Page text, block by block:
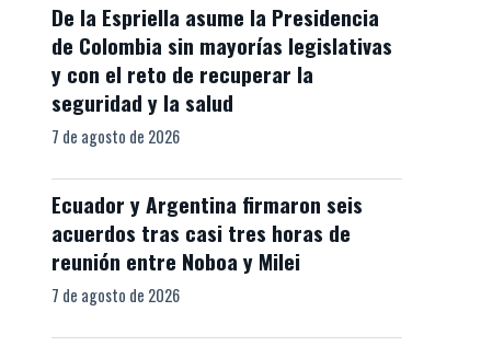
De la Espriella asume la Presidencia
de Colombia sin mayorías legislativas
y con el reto de recuperar la
seguridad y la salud
7 de agosto de 2026
Ecuador y Argentina firmaron seis
acuerdos tras casi tres horas de
reunión entre Noboa y Milei
7 de agosto de 2026